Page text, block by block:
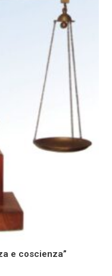
e coscienza”